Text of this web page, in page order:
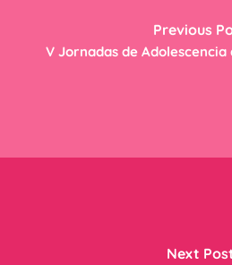
Previous
V Jornadas de
Next